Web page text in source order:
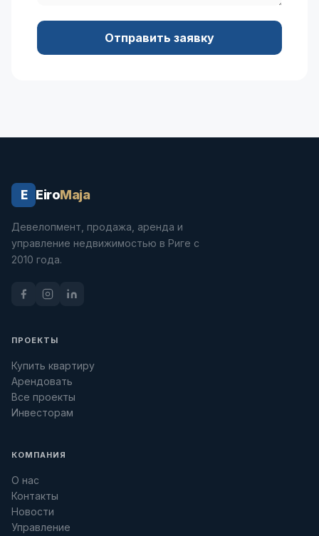
Отправить заявку
E EiroMaja
Девелопмент, продажа, аренда и
управление недвижимостью в Риге с
2010 года.
ПРОЕКТЫ
Купить квартиру
Арендовать
Все проекты
Инвесторам
КОМПАНИЯ
О нас
Контакты
Новости
Управление